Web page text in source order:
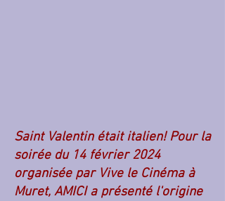
Saint Valentin était italien! Pour la
soirée du 14 février 2024
organisée par Vive le Cinéma à
Muret, AMICI a présenté l'origine